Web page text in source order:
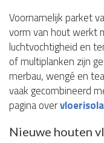
Voornamelijk parket
vorm van hout werkt
luchtvochtigheid en
of multiplanken zijn
merbau, wengé en
vaak gecombineerd
pagina over
Nieuwe houten